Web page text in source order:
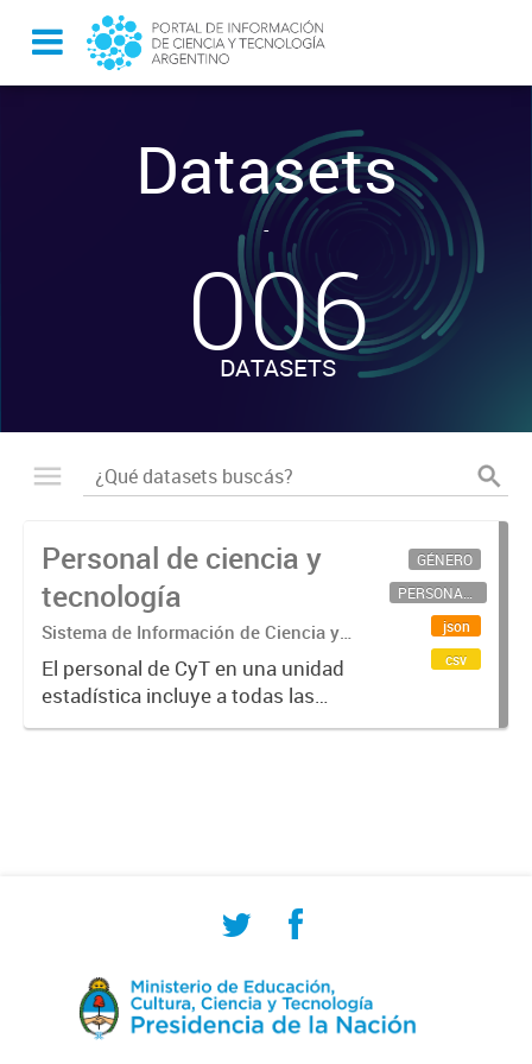
Datasets
-
006
DATASETS
Personal de ciencia y
tecnología
Sistema de Información de Ciencia y
Tecnología Argentino (SICYTAR)
El personal de CyT en una unidad
estadística incluye a todas las
personas involucradas
GÉNERO
PERSONAL CIENTÍFICO-TECNOLÓGICO
json
csv